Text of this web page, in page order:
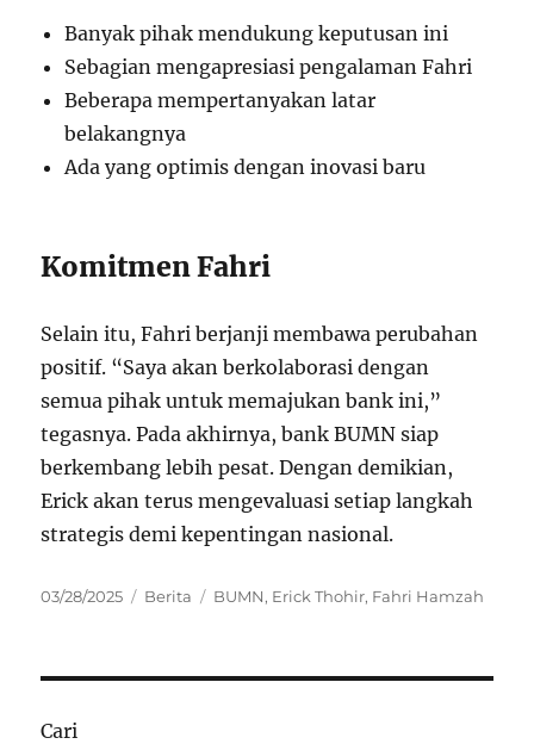
Banyak pihak mendukung keputusan ini
Sebagian mengapresiasi pengalaman Fahri
Beberapa mempertanyakan latar
belakangnya
Ada yang optimis dengan inovasi baru
Komitmen Fahri
Selain itu, Fahri berjanji membawa perubahan
positif. “Saya akan berkolaborasi dengan
semua pihak untuk memajukan bank ini,”
tegasnya. Pada akhirnya, bank BUMN siap
berkembang lebih pesat. Dengan demikian,
Erick akan terus mengevaluasi setiap langkah
strategis demi kepentingan nasional.
Posted
03/28/2025 Categories
Berita Tags
BUMN, Erick Thohir, Fahri Hamzah
Cari